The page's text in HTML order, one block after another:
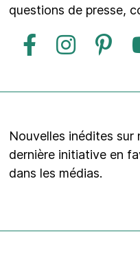
questions de presse,
Nouvelles inédites
dernière initiative en
dans les médias.